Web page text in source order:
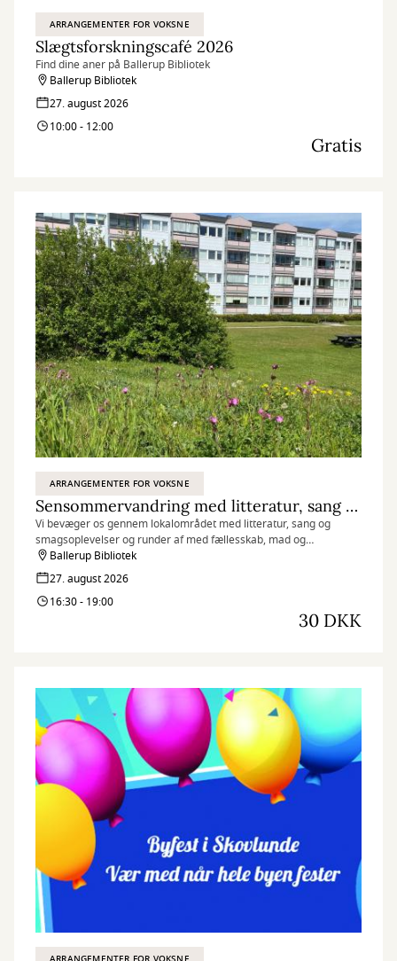
ARRANGEMENTER FOR VOKSNE
Slægtsforskningscafé 2026
Find dine aner på Ballerup Bibliotek
Ballerup Bibliotek
27. august 2026
10:00 - 12:00
Gratis
ARRANGEMENTER FOR VOKSNE
Sensommervandring med litteratur, sang og smagsprøver
Vi bevæger os gennem lokalområdet med litteratur, sang og
smagsoplevelser og runder af med fællesskab, mad og
sommerdessert i hyggelige rammer.
Ballerup Bibliotek
27. august 2026
16:30 - 19:00
30 DKK